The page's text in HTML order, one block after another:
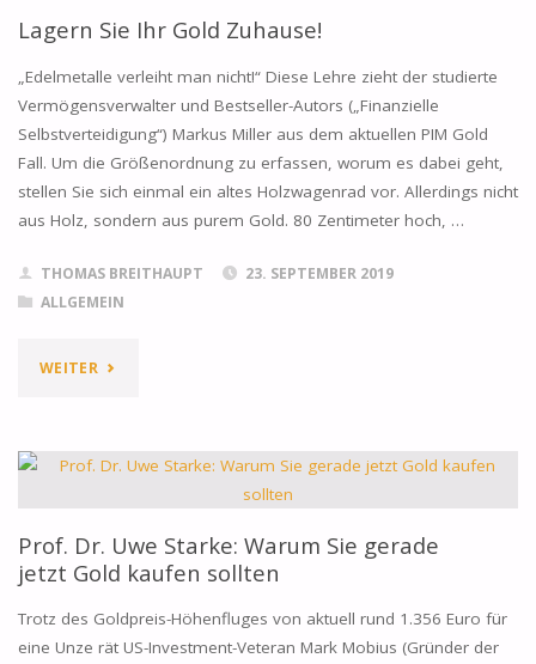
–
NEWCOMER
VORN:
PARTUMGOLD,
DEGUSSA,
OPHIRUM
Lagern Sie Ihr Gold Zuhause!
„Edelmetalle verleiht man nicht!“ Diese Lehre zieht der studierte
Vermögensverwalter und Bestseller-Autors („Finanzielle
Selbstverteidigung“) Markus Miller aus dem aktuellen PIM Gold
Fall. Um die Größenordnung zu erfassen, worum es dabei geht,
stellen Sie sich einmal ein altes Holzwagenrad vor. Allerdings nicht
aus Holz, sondern aus purem Gold. 80 Zentimeter hoch, …
THOMAS BREITHAUPT
23. SEPTEMBER 2019
ALLGEMEIN
WEITER"LAGERN
IHR
ZUHAUSE!"
Prof. Dr. Uwe Starke: Warum Sie gerade
jetzt Gold kaufen sollten
Trotz des Goldpreis-Höhenfluges von aktuell rund 1.356 Euro für
eine Unze rät US-Investment-Veteran Mark Mobius (Gründer der